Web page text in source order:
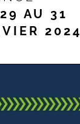
AU 31
2024